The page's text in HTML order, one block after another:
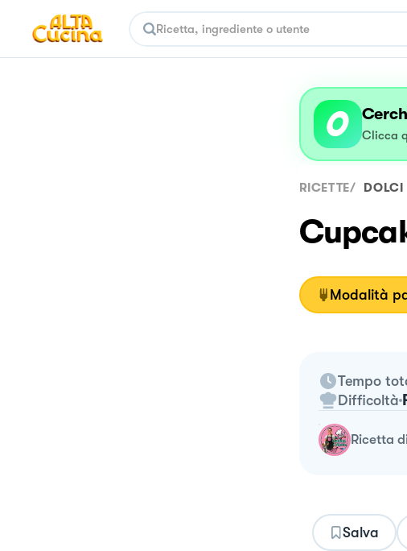
Clicca
RICETTE/ DOLCI
Modalità
Tempo
Difficoltà
ricetta
Salva